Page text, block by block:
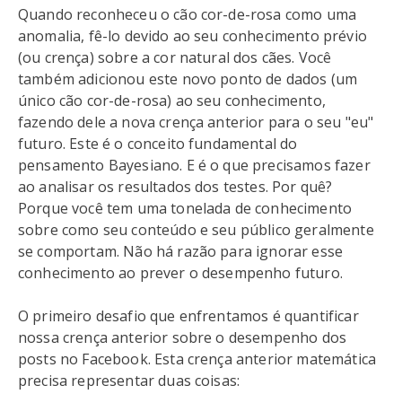
Quando reconheceu o cão cor-de-rosa como uma
anomalia, fê-lo devido ao seu conhecimento prévio
(ou crença) sobre a cor natural dos cães. Você
também adicionou este novo ponto de dados (um
único cão cor-de-rosa) ao seu conhecimento,
fazendo dele a nova crença anterior para o seu "eu"
futuro. Este é o conceito fundamental do
pensamento Bayesiano. E é o que precisamos fazer
ao analisar os resultados dos testes. Por quê?
Porque você tem uma tonelada de conhecimento
sobre como seu conteúdo e seu público geralmente
se comportam. Não há razão para ignorar esse
conhecimento ao prever o desempenho futuro.
O primeiro desafio que enfrentamos é quantificar
nossa crença anterior sobre o desempenho dos
posts no Facebook. Esta crença anterior matemática
precisa representar duas coisas: